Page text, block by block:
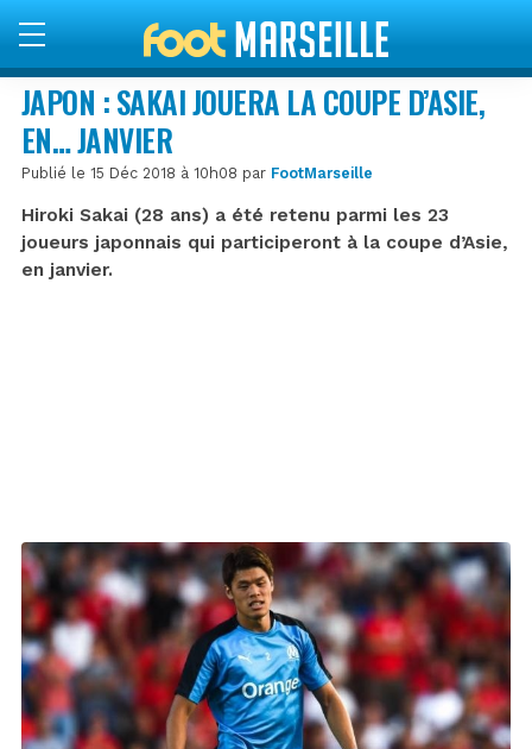
JAPON : SAKAI JOUERA LA COUPE D’ASIE,
EN… JANVIER
Publié le 15 Déc 2018 à 10h08 par FootMarseille
Hiroki Sakai (28 ans) a été retenu parmi les 23
joueurs japonnais qui participeront à la coupe d’Asie,
en janvier.